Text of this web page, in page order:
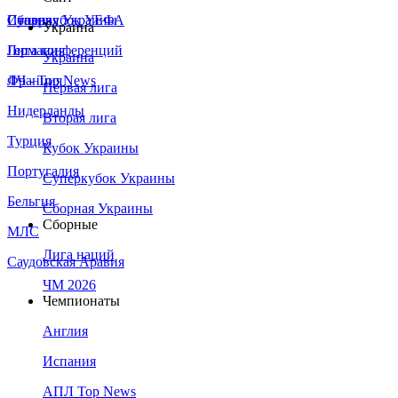
Сборная Украины
Италия
Германия
Франция
Нидерланды
Турция
Португалия
Бельгия
МЛС
Саудовская Аравия
Суперкубок УЕФА
Лига конференций
ЛЧ - Top News
Украина
Украина
Первая лига
Вторая лига
Кубок Украины
Суперкубок Украины
Сборная Украины
Сборные
Лига наций
ЧМ 2026
Чемпионаты
Англия
Испания
АПЛ Top News